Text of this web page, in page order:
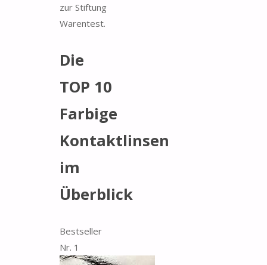
zur Stiftung
Warentest.
Die
TOP 10
Farbige
Kontaktlinsen
im
Überblick
Bestseller
Nr. 1